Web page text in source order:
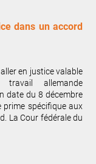
dans un accord
en justice valable
allemande
date du 8 décembre
prime spécifique aux
La Cour fédérale du